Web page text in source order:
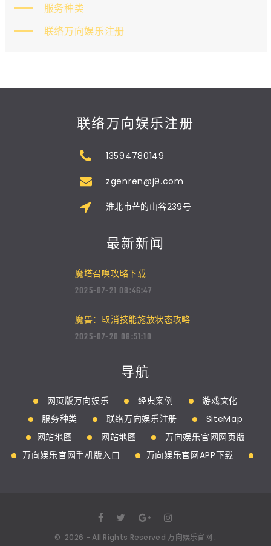
服务种类
联络万向娱乐注册
联络万向娱乐注册
13594780149
zgenren@j9.com
淮北市芒的山谷239号
最新新闻
魔塔召唤攻略下载
2025-07-21 08:46:47
魔兽：取消技能施放状态攻略
2025-07-20 08:51:10
导航
网页版万向娱乐 经典案例
游戏文化
服务种类
联络万向娱乐注册
SiteMap
网站地图
网站地图
万向娱乐官网网页版
万向娱乐官网手机版入口
万向娱乐官网APP下载
© 2026 - All Rights Reserved 万向娱乐官网 .